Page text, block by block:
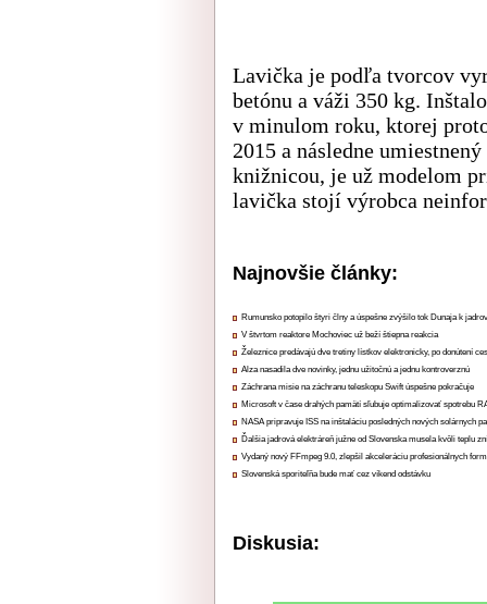
Lavička je podľa tvorcov
betónu a váži 350 kg.
v minulom roku, ktorej
2015 a následne
knižnicou, je už modelom
lavička stojí výrobca
Najnovšie články:
Rumunsko potopilo štyri člny a úspešne zvýšilo tok Dunaja k
V štvrtom reaktore Mochoviec už beží štiepna reakcia
Železnice predávajú dve tretiny lístkov elektronicky, po donútení
Alza nasadila dve novinky, jednu užitočnú a jednu kontroverznú
Záchrana misie na záchranu teleskopu Swift úspešne pokračuje
Microsoft v čase drahých pamätí sľubuje optimalizovať spotrebu
NASA pripravuje ISS na inštaláciu posledných nových solárnych
Ďalšia jadrová elektráreň južne od Slovenska musela kvôli teplu
Vydaný nový FFmpeg 9.0, zlepšil akceleráciu profesionálnych
Slovenská sporiteľňa bude mať cez víkend odstávku
Diskusia: